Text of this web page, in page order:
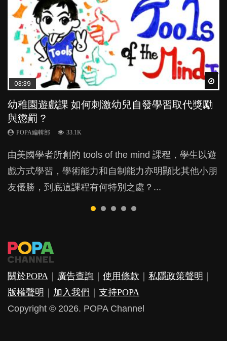
03:39
幼稚園遊戲課 如何刺激幼兒自發學習取代獎勵
與懲罰？
POPA編輯部 33.1K
由美國學者所創的 tools of the mind 課程，學生以遊
戲方式學習，學術能力和自制能力亦明顯比其他小朋
友優勝，到底這課程有何特別之處？...
04:59
幼兒playgroup真係玩耍中學習？研究指BB 15個
月大前上堂不見效果
POPA編輯部 47.1K
現今小朋友的起跑線，愈推愈前。雖然政府並無官方
的統計數字，但粗略估算，香港至少有六、七百家早
期教育中心，但孩子是否愈早上Playgroup愈好？...
03:02
老公患產後憂鬱症對BB的影響
POPA編輯部
鬱，影響日常生活，嚴重的甚至會有自殺，或傷害小
朋友的念頭。但為何爸爸患上產後抑鬱往往難以察
覺？...
04:06
全職好？在職好？｜全職媽媽與在職媽媽的壓
力與價值
POPA編輯部 25.8K
許多媽媽心底可能都有一刻掙扎過：究竟全職好，還
是在職好。雖說每個家庭都有自己的獨特狀況和考慮
因素，但原來全職和在職媽媽所養育的子女其實都各
04:18
凡事以BB為中心，就係好爸媽？｜別忽視父母
的身心虛耗
POPA編輯部 31.5K
父母日夜無間、身心俱疲地照顧BB，如何做到正向
教養？部份父母更會為了小朋友放棄自己的嗜好、減
少出席朋友聚會等等，你以為會換來美好的親子關
關於POPA 廣告查詢 使用條款 私隱政策聲明
版權聲明
加入我們
支持POPA
Copyright © 2026. POPA Channel